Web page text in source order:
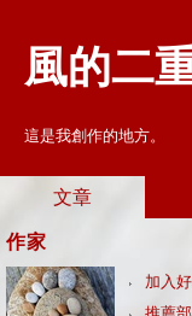
風的二
這是我創作的地方。
文章
作家
加入